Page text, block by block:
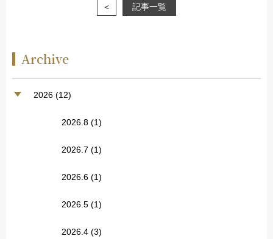
＜ 記事一覧
Archive
2026 (12)
2026.8 (1)
2026.7 (1)
2026.6 (1)
2026.5 (1)
2026.4 (3)